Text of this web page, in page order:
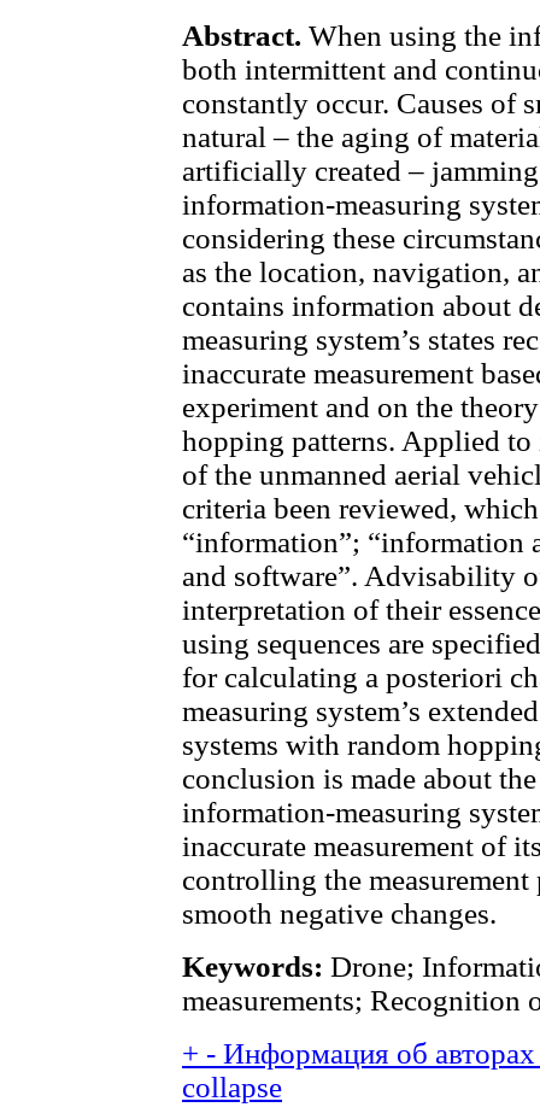
Abstract. When using the
both intermittent and
constantly occur. Causes of
natural – the aging of
artificially created –
information-measuring
considering these
as the location, navigation,
contains information about
measuring system’s states
inaccurate measurement
experiment and on the
hopping patterns. Applied
of the unmanned aerial
criteria been reviewed,
“information”; “information
and software”. Advisability
interpretation of their
using sequences are
for calculating a posteriori
measuring system’s
systems with random
conclusion is made about
information-measuring
inaccurate measurement of
controlling the
smooth negative changes.
Keywords: Drone;
measurements; Recognition
+ - Информация об
collapse